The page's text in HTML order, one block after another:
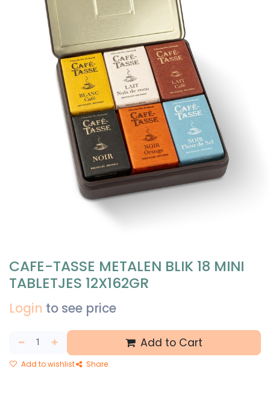
CAFE-TASSE METALEN BLIK 18 MINI
TABLETJES 12X162GR
Login to see price
Add to Cart
Add to wishlist Share